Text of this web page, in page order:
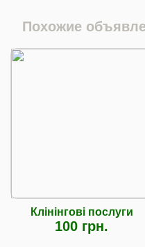
Похожие
Клінінгові послуги
100 грн.